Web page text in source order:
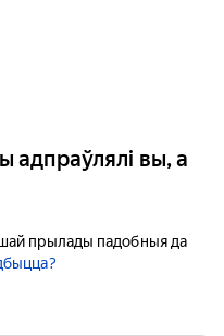
адпраўлялі вы, а
прылады падобныя да